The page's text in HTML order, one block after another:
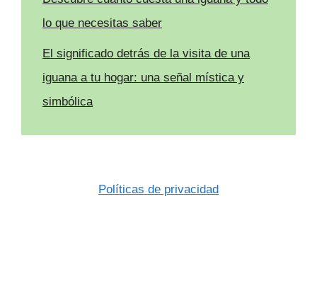
lo que necesitas saber
El significado detrás de la visita de una
iguana a tu hogar: una señal mística y
simbólica
Políticas de privacidad